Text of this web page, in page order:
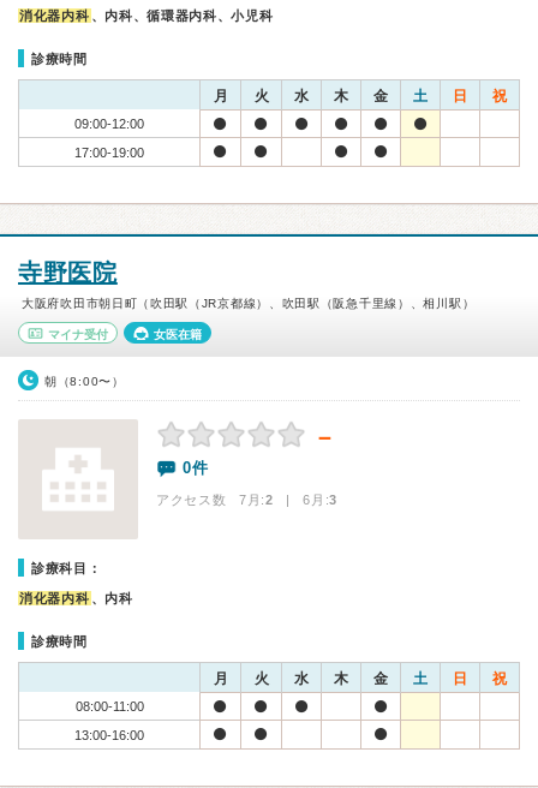
消化器内科 、内科、循環器内科、小児科
診療時間
月 火 水 木 金 土 日 祝
09:00-12:00
17:00-19:00
寺野医院
大阪府吹田市朝日町（吹田駅（JR京都線）、吹田駅（阪急千里線）、相川駅）
マイナ受付 女医在籍
朝（8:00〜）
－
0件
アクセス数 7月:2 | 6月:3
診療科目：
消化器内科 、内科
診療時間
月 火 水 木 金 土 日 祝
08:00-11:00
13:00-16:00